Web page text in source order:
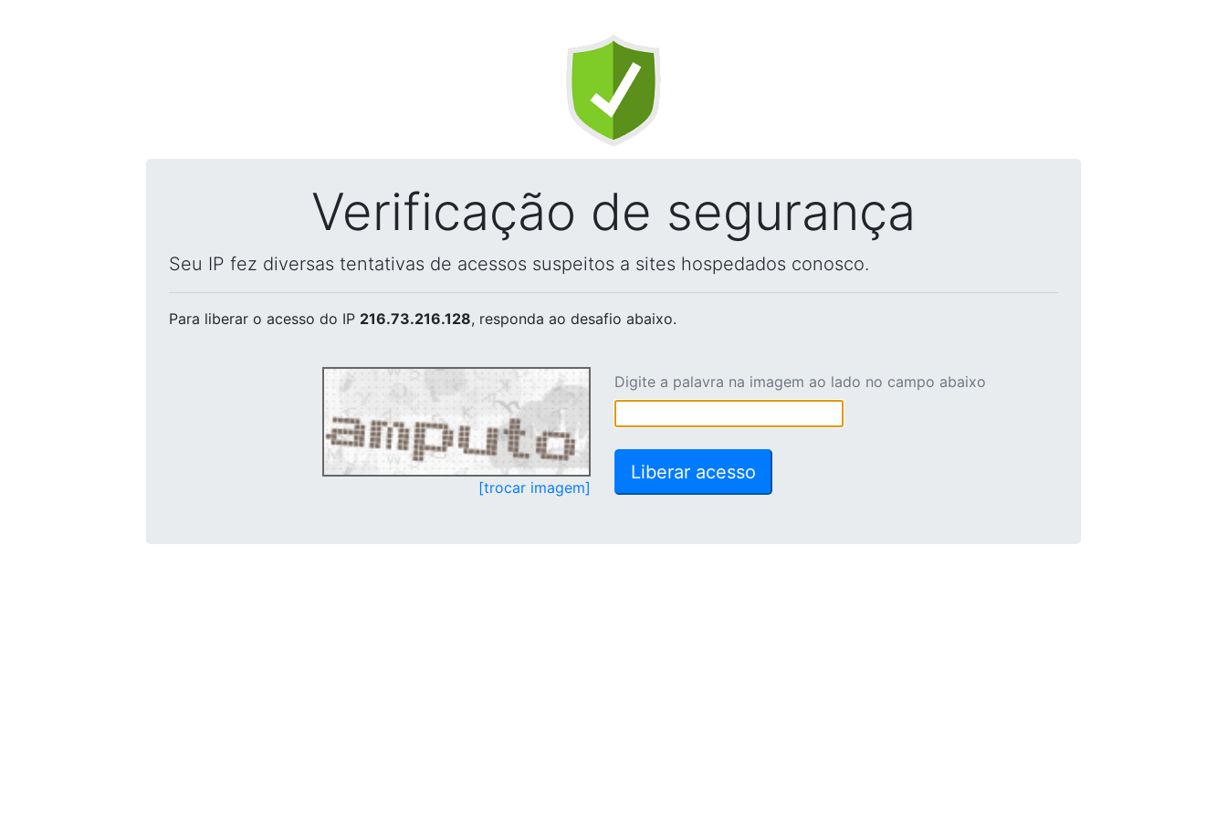
Verificação de segurança
Seu IP fez diversas tentativas de acessos suspeitos a sites hospedados conosco.
Para liberar o acesso do IP 216.73.216.128, responda ao desafio abaixo.
[trocar imagem]
Digite a palavra na imagem ao lado no campo abaixo